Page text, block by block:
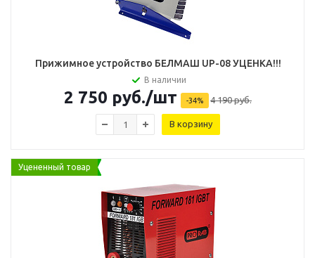
Прижимное устройство БЕЛМАШ UP-08 УЦЕНКА!!!
В наличии
2 750 руб./шт -34% 4 190руб.
В корзину
Уцененный товар